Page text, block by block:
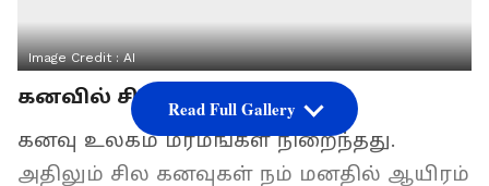
Image Credit :AI
கனவில் சிவலிங்கமும் பாம்பும்
கனவு உலகம் மர்மங்கள் நிறைந்தது.
அதிலும் சில கனவுகள் நம் மனதில் ஆயிரம்
Read Full Gallery